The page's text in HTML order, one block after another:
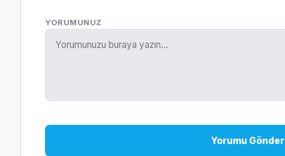
YORUMUNUZ
Yorumu Gönder